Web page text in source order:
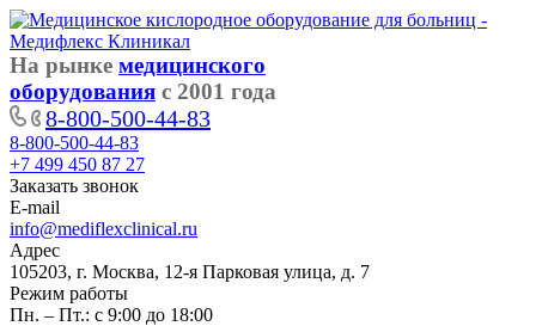
На рынке медицинского
оборудования с 2001 года
8-800-500-44-83
8-800-500-44-83
+7 499 450 87 27
Заказать звонок
E-mail
info@mediflexclinical.ru
Адрес
105203, г. Москва, 12-я Парковая улица, д. 7
Режим работы
Пн. – Пт.: с 9:00 до 18:00